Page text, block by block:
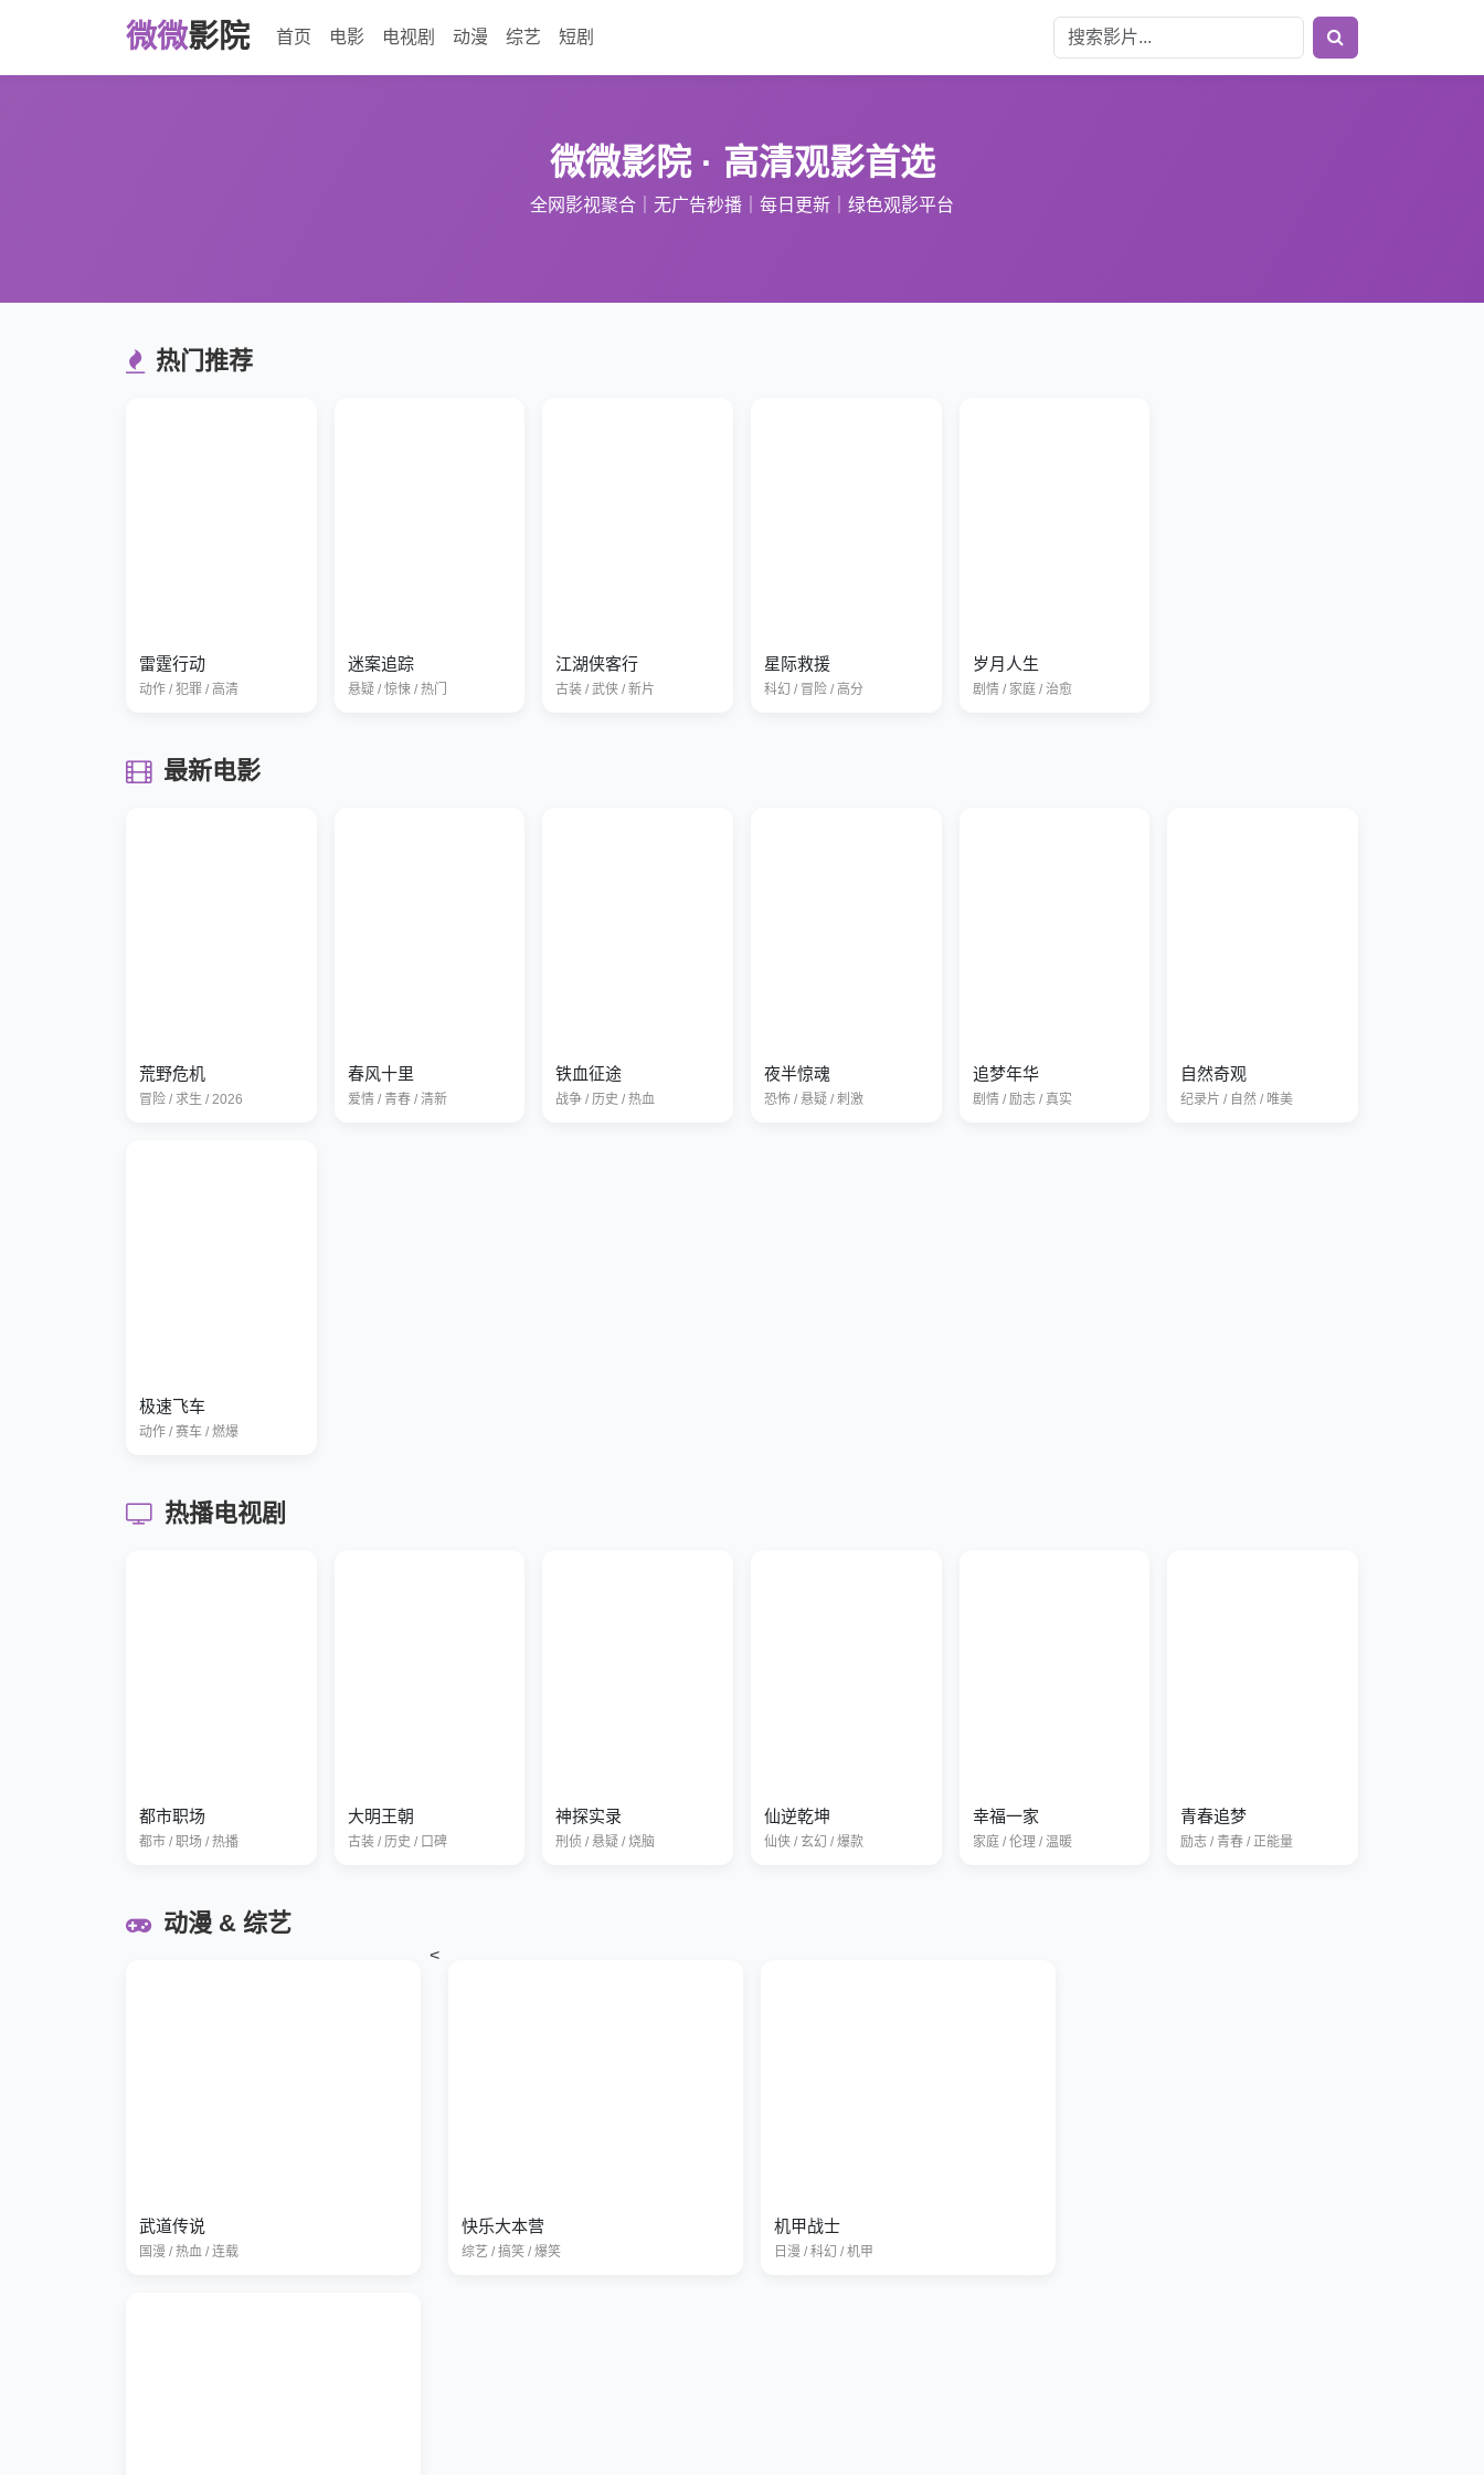
微微影院 首页 电影 电视剧 动漫 综艺 短剧
微微影院 · 高清观影首选
全网影视聚合｜无广告秒播｜每日更新｜绿色观影平台
热门推荐
雷霆行动
动作 / 犯罪 / 高清
迷案追踪
悬疑 / 惊悚 / 热门
江湖侠客行
古装 / 武侠 / 新片
星际救援
科幻 / 冒险 / 高分
岁月人生
剧情 / 家庭 / 治愈
最新电影
荒野危机
冒险 / 求生 / 2026
春风十里
爱情 / 青春 / 清新
铁血征途
战争 / 历史 / 热血
夜半惊魂
恐怖 / 悬疑 / 刺激
追梦年华
剧情 / 励志 / 真实
自然奇观
纪录片 / 自然 / 唯美
极速飞车
动作 / 赛车 / 燃爆
热播电视剧
都市职场
都市 / 职场 / 热播
大明王朝
古装 / 历史 / 口碑
神探实录
刑侦 / 悬疑 / 烧脑
仙逆乾坤
仙侠 / 玄幻 / 爆款
幸福一家
家庭 / 伦理 / 温暖
青春追梦
励志 / 青春 / 正能量
动漫 & 综艺
武道传说
国漫 / 热血 / 连载
<
快乐大本营
综艺 / 搞笑 / 爆笑
机甲战士
日漫 / 科幻 / 机甲